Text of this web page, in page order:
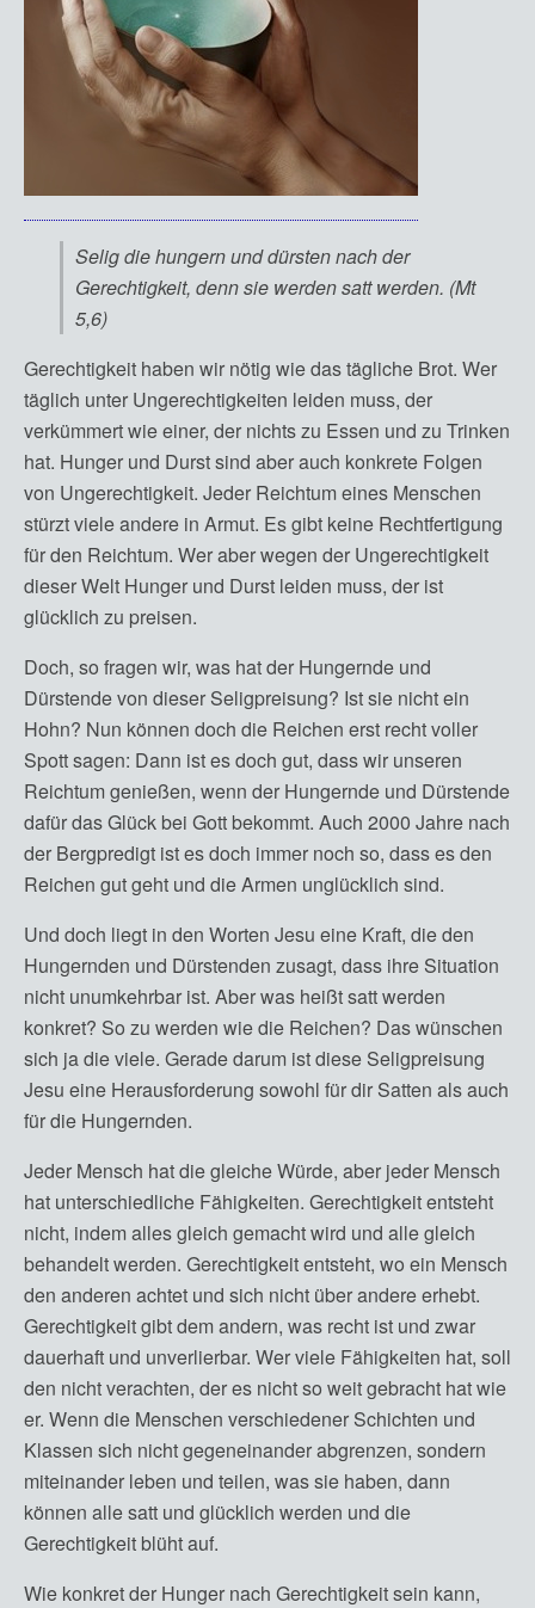
Selig die hungern und dürsten nach der
Gerechtigkeit, denn sie werden satt werden. (Mt
5,6)
Gerechtigkeit haben wir nötig wie das tägliche Brot. Wer
täglich unter Ungerechtigkeiten leiden muss, der
verkümmert wie einer, der nichts zu Essen und zu Trinken
hat. Hunger und Durst sind aber auch konkrete Folgen
von Ungerechtigkeit. Jeder Reichtum eines Menschen
stürzt viele andere in Armut. Es gibt keine Rechtfertigung
für den Reichtum. Wer aber wegen der Ungerechtigkeit
dieser Welt Hunger und Durst leiden muss, der ist
glücklich zu preisen.
Doch, so fragen wir, was hat der Hungernde und
Dürstende von dieser Seligpreisung? Ist sie nicht ein
Hohn? Nun können doch die Reichen erst recht voller
Spott sagen: Dann ist es doch gut, dass wir unseren
Reichtum genießen, wenn der Hungernde und Dürstende
dafür das Glück bei Gott bekommt. Auch 2000 Jahre nach
der Bergpredigt ist es doch immer noch so, dass es den
Reichen gut geht und die Armen unglücklich sind.
Und doch liegt in den Worten Jesu eine Kraft, die den
Hungernden und Dürstenden zusagt, dass ihre Situation
nicht unumkehrbar ist. Aber was heißt satt werden
konkret? So zu werden wie die Reichen? Das wünschen
sich ja die viele. Gerade darum ist diese Seligpreisung
Jesu eine Herausforderung sowohl für dir Satten als auch
für die Hungernden.
Jeder Mensch hat die gleiche Würde, aber jeder Mensch
hat unterschiedliche Fähigkeiten. Gerechtigkeit entsteht
nicht, indem alles gleich gemacht wird und alle gleich
behandelt werden. Gerechtigkeit entsteht, wo ein Mensch
den anderen achtet und sich nicht über andere erhebt.
Gerechtigkeit gibt dem andern, was recht ist und zwar
dauerhaft und unverlierbar. Wer viele Fähigkeiten hat, soll
den nicht verachten, der es nicht so weit gebracht hat wie
er. Wenn die Menschen verschiedener Schichten und
Klassen sich nicht gegeneinander abgrenzen, sondern
miteinander leben und teilen, was sie haben, dann
können alle satt und glücklich werden und die
Gerechtigkeit blüht auf.
Wie konkret der Hunger nach Gerechtigkeit sein kann,